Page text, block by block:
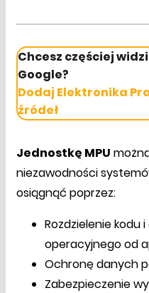
Chcesz częściej
Google?
Dodaj Elektronika
źródeł
Jednostkę MPU
niezawodności
osiągnąć poprzez:
Rozdzielenie kodu
operacyjnego od
Ochronę danych
Zabezpieczenie